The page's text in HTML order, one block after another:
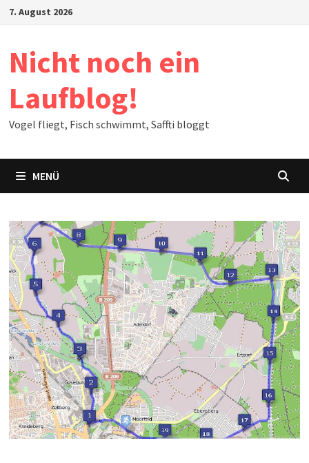
Zum7. August 2026
Nicht noch ein
Laufblog!
Vogel fliegt, Fisch schwimmt, Saffti bloggt
MENÜ